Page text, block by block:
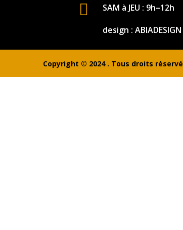

SAM à JEU : 9h–12h
design : ABIADESIGN
Copyright © 2024 . Tous droits